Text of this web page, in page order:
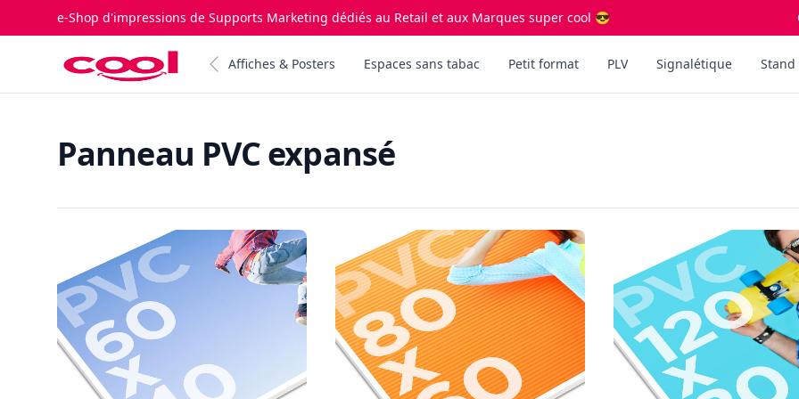
e-Shop d'impressions de Supports Marketing dédiés au Retail et aux Marques super cool 😎
Impression.cool
Affiches & Posters Espaces sans tabac Petit format PLV Signalétique Stand
Panneau PVC expansé
Products